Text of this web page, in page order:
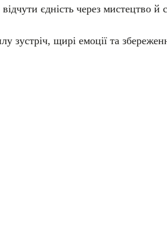
єдність через мистецтво й
зустріч, щирі емоції та